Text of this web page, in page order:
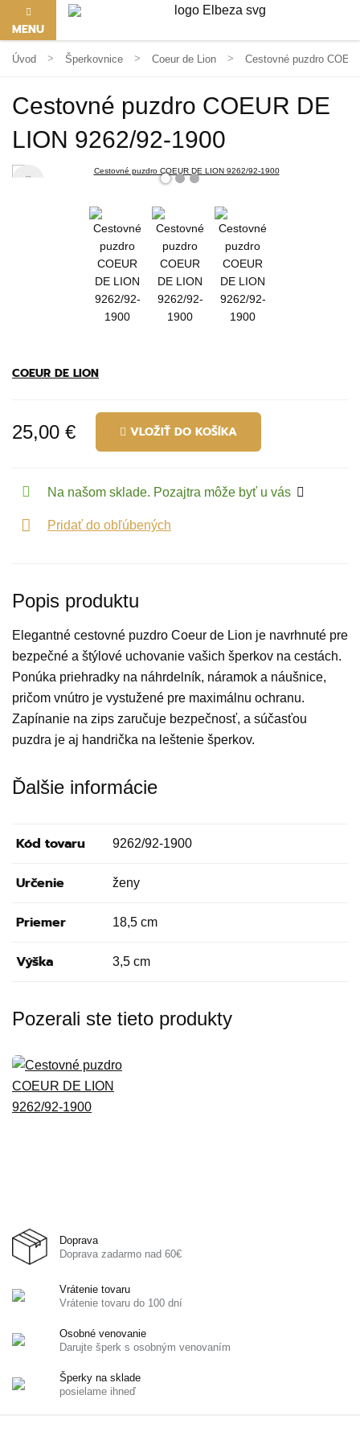
MENU
Úvod Šperkovnice Coeur de Lion Cestovné puzdro
Cestovné puzdro COEUR DE
LION 9262/92-1900
COEUR DE LION
25,00 € VLOŽIŤ DO KOŠÍKA
Na našom sklade. Pozajtra môže byť u vás
Pridať do obľúbených
Popis produktu
Elegantné cestovné puzdro Coeur de Lion je navrhnuté pre
bezpečné a štýlové uchovanie vašich šperkov na cestách.
Ponúka priehradky na náhrdelník, náramok a náušnice,
pričom vnútro je vystužené pre maximálnu ochranu.
Zapínanie na zips zaručuje bezpečnosť, a súčasťou
puzdra je aj handrička na leštenie šperkov.
Ďalšie informácie
Kód tovaru 9262/92-1900
Určenie ženy
Priemer 18,5 cm
Výška 3,5 cm
Pozerali ste tieto produkty
Doprava
Doprava zadarmo nad 60€
Vrátenie tovaru
Vrátenie tovaru do 100 dní
Osobné venovanie
Darujte šperk s osobným venovaním
Šperky na sklade
posielame ihneď